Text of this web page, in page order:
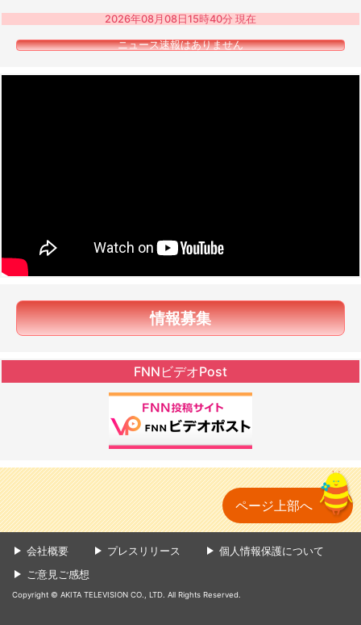
2026年08月08日15時40分 現在
ニュース速報はありません
情報募集
FNNビデオPost
ページ上部へ
会社概要 プレスリリース
個人情報保護について
ご意見ご感想
Copyright © AKITA TELEVISION CO., LTD. All Rights Reserved.